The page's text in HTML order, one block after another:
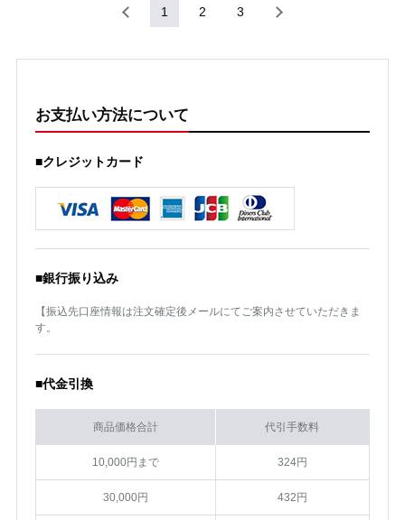
1 2 3
お支払い方法について
■クレジットカード
■銀行振り込み
【振込先口座情報は注文確定後メールにてご案内させていただきま
す。
■代金引換
商品価格合計 代引手数料
10,000円まで 324円
30,000円 432円